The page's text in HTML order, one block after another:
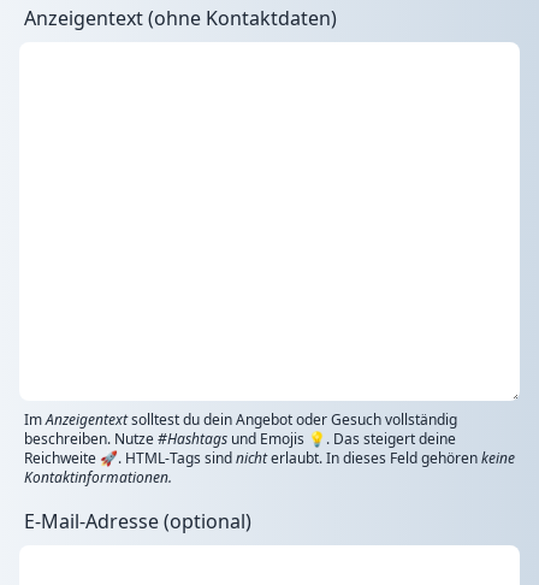
Anzeigentext (ohne Kontaktdaten)
ImAnzeigentextsolltest du dein Angebot oder Gesuch vollständig
beschreiben. Nutze#Hashtags und Emojis 💡. Das steigert deine
Reichweite 🚀. HTML-Tags sindnichterlaubt. In dieses Feld gehörenkeine
Kontaktinformationen.
E-Mail-Adresse (optional)